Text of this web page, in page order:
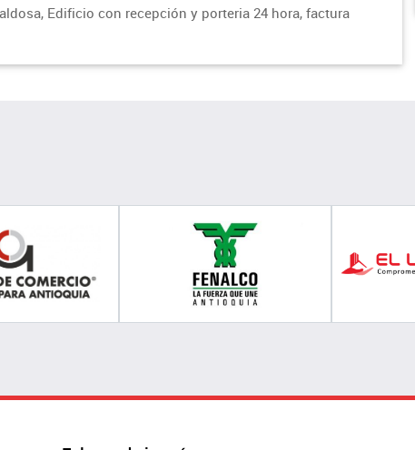
Edificio con recepción y porteria 24 hora, factura